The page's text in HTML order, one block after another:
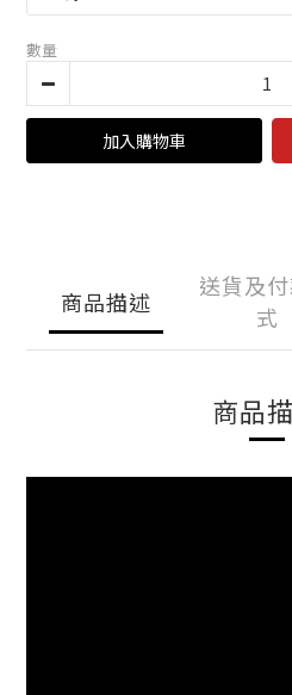
數量
加入購物車
商品描述
送貨及
式
商品